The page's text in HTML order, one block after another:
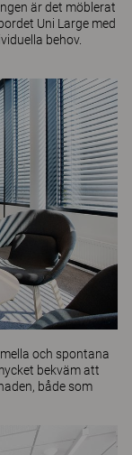
är det möblerat
Uni Large med
behov.
och spontana
bekväm att
både som